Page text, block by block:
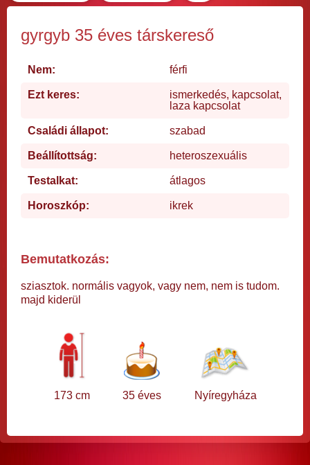
gyrgyb 35 éves társkereső
Nem: férfi
Ezt keres:
ismerkedés, kapcsolat,
laza kapcsolat
Családi állapot: szabad
Beállítottság: heteroszexuális
Testalkat: átlagos
Horoszkóp: ikrek
Bemutatkozás:
sziasztok. normális vagyok, vagy nem, nem is tudom.
majd kiderül
173 cm 35 éves Nyíregyháza